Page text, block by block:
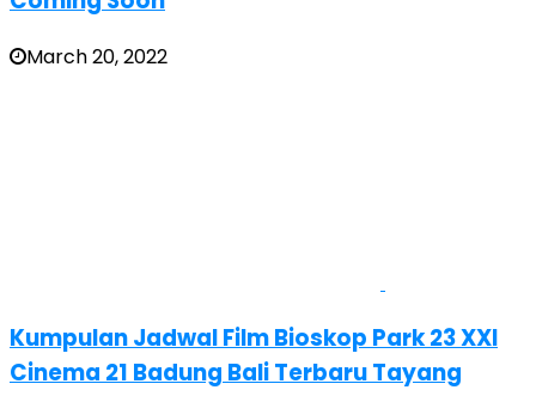
March 20, 2022
Kumpulan Jadwal Film Bioskop Park 23 XXI
Cinema 21 Badung Bali Terbaru Tayang